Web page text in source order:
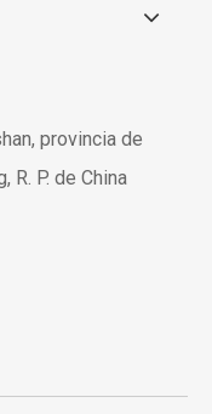
provincia de
R. P. de China